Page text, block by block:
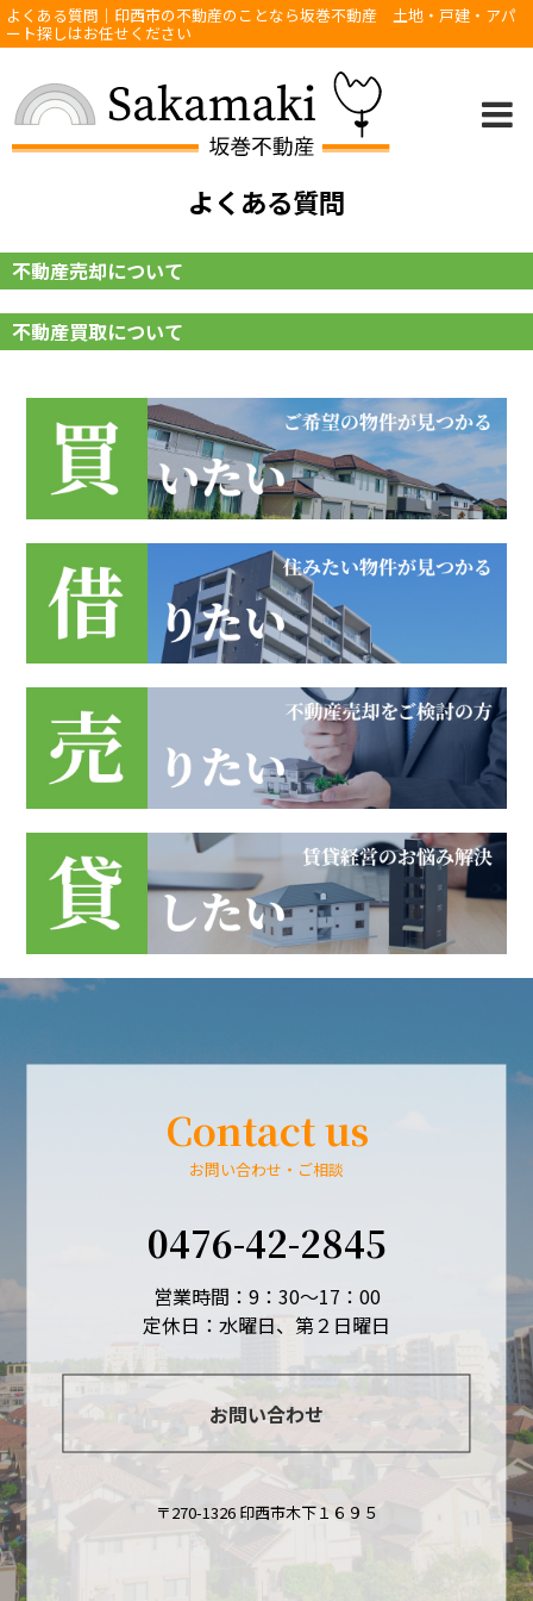
よくある質問｜印西市の不動産のことなら坂巻不動産 土地・戸建・アパ
ート探しはお任せください
よくある質問
不動産売却について
不動産買取について
Contact us
お問い合わせ・ご相談
0476-42-2845
営業時間：9：30～17：00
定休日：水曜日、第２日曜日
お問い合わせ
〒270-1326 印西市木下１６９５